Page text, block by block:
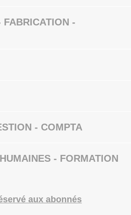
FABRICATION -
- COMPTA
- FORMATION
aux abonnés